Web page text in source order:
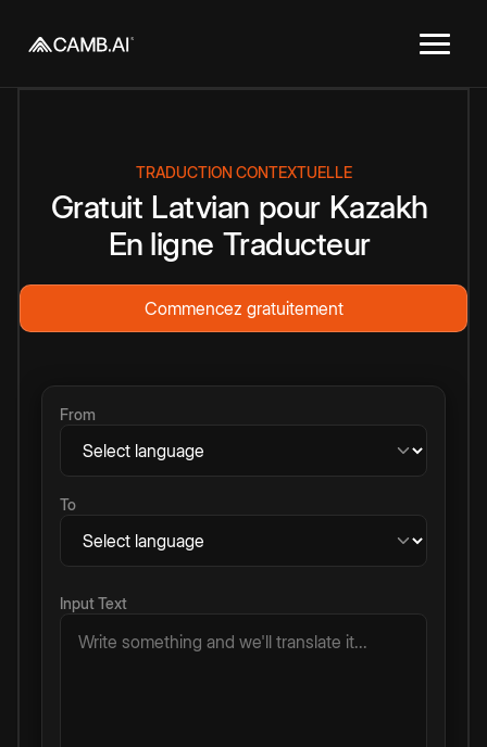
TRADUCTION CONTEXTUELLE
Gratuit Latvian pour Kazakh
En ligne Traducteur
Commencez gratuitement
From
To
Input Text